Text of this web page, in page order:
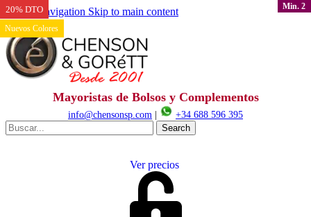
Skip to navigation Skip to main content
Mayoristas de Bolsos y Complementos
info@chensonsp.com
+34 688 596 395
Search
Ver precios
20% DTO
20% DTO
20% DTO
Nuevos Colores
20% DTO
20% DTO
20% DTO
20% DTO
20% DTO
20% DTO Min. 2
20% DTO Min. 2
20% DTO
20% DTO Min. 2